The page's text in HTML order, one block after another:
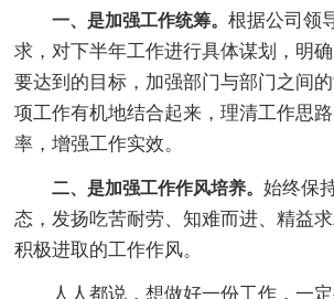
一、是加强工作统筹。根据公司领
求，对下半年工作进行具体谋划，明
要达到的目标，加强部门与部门之间
项工作有机地结合起来，理清工作思
率，增强工作实效。
二、是加强工作作风培养。始终保
态，发扬吃苦耐劳、知难而进、精益求
积极进取的工作作风。
人人都说，想做好一份工作，一定